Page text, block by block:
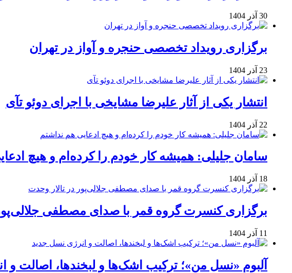
30 آذر 1404
برگزاری رویداد تخصصی حنجره و آواز در تهران
23 آذر 1404
انتشار یکی از آثار علیرضا مشایخی با اجرای دوئو تآی
22 آذر 1404
سامان جلیلی: همیشه کار خودم را کرده‌ام و هیچ
18 آذر 1404
برگزاری کنسرت گروه قمر با صدای مصطفی
11 آذر 1404
آلبوم «نسل من»؛ ترکیب اشک‌ها و لبخندها، اصالت و